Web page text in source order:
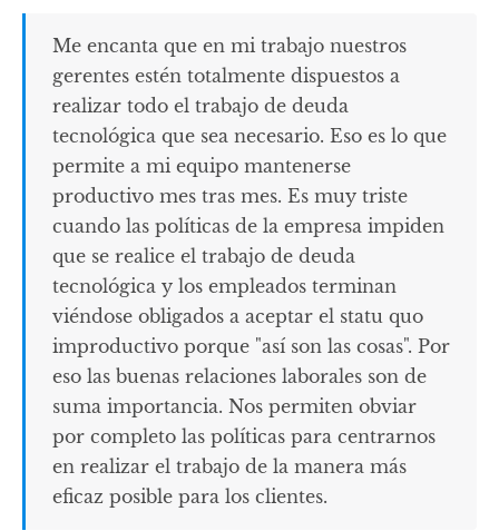
Me encanta que en mi trabajo nuestros
gerentes estén totalmente dispuestos a
realizar todo el trabajo de deuda
tecnológica que sea necesario. Eso es lo que
permite a mi equipo mantenerse
productivo mes tras mes. Es muy triste
cuando las políticas de la empresa impiden
que se realice el trabajo de deuda
tecnológica y los empleados terminan
viéndose obligados a aceptar el statu quo
improductivo porque "así son las cosas". Por
eso las buenas relaciones laborales son de
suma importancia. Nos permiten obviar
por completo las políticas para centrarnos
en realizar el trabajo de la manera más
eficaz posible para los clientes.